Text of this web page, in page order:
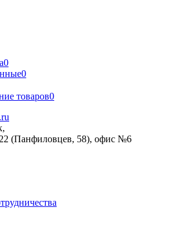
0
0
товаров0
(Панфиловцев, 58), офис №6